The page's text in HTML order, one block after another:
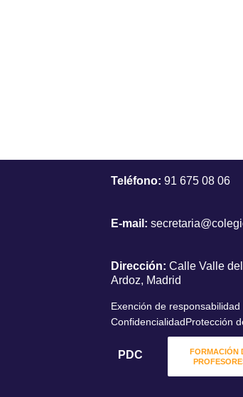
Teléfono: 91 675 08 06
E-mail:
Dirección: Calle Valle
Ardoz, Madrid
Exención de responsabilidad
ConfidencialidadProtección
PDC
FORMACIÓN